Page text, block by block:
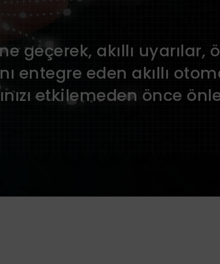
geçerek, akıllı
entegre eden akıllı
etkilemeden önce